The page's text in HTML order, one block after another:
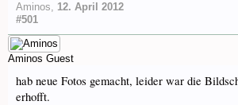
Aminos, 12. April 2012
#501
Aminos Guest
hab neue Fotos gemacht, leider war die
erhofft.